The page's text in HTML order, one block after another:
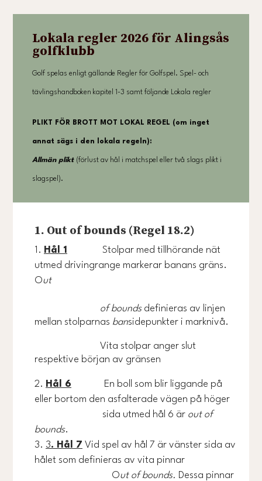
Lokala regler 2026 för Alingsås
golfklubb
Golf spelas enligt gällande Regler för Golfspel. Spel- och
tävlingshandboken kapitel 1-3 samt följande Lokala regler
PLIKT FÖR BROTT MOT LOKAL REGEL (om inget
annat sägs i den lokala regeln):
Allmän plikt (förlust av hål i matchspel eller två slags plikt i
slagspel).
1. Out of bounds (Regel 18.2)
Hål 1
Stolpar med tillhörande nät
utmed drivingrange markerar banans gräns.
Out
of bounds definieras av linjen
mellan stolparnas bansidepunkter i marknivå.
Vita stolpar anger slut
respektive början av gränsen
Hål 6 En boll som blir liggande på
eller bortom den asfalterade vägen på höger
sida utmed hål 6 är out of
bounds.
3. Hål 7 Vid spel av hål 7 är vänster sida av
hålet som definieras av vita pinnar
Out of bounds. Dessa pinnar